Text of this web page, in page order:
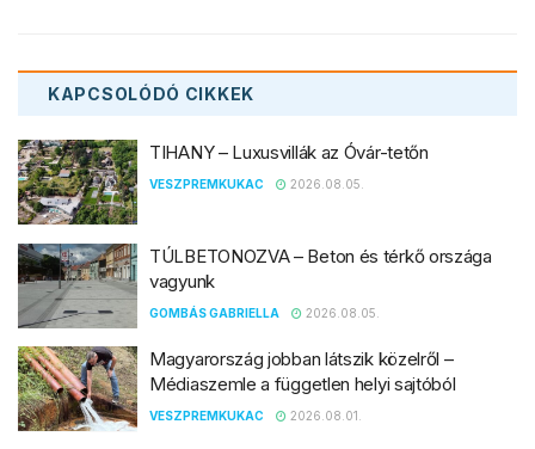
KAPCSOLÓDÓ CIKKEK
TIHANY – Luxusvillák az Óvár-tetőn
VESZPREMKUKAC 2026.08.05.
TÚLBETONOZVA – Beton és térkő országa
vagyunk
GOMBÁS GABRIELLA 2026.08.05.
Magyarország jobban látszik közelről –
Médiaszemle a független helyi sajtóból
VESZPREMKUKAC 2026.08.01.